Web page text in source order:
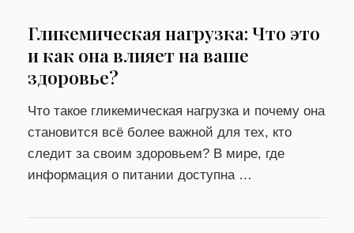
Гликемическая нагрузка: Что это
и как она влияет на ваше
здоровье?
Что такое гликемическая нагрузка и почему она
становится всё более важной для тех, кто
следит за своим здоровьем? В мире, где
информация о питании доступна …